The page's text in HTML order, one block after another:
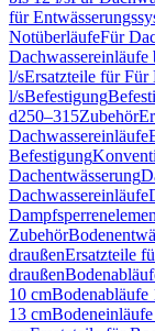
für
NotüberläufeFür
Dachwassereinläufe
l/sErsatzteile für Für
l/sBefestigung
d250–315Zubehör
Dachwassereinläufe
Befestigung
Dachentwässerung
Dachwassereinläufe
Zubehör
draußenErsatzteile
draußen
10 cmBodenabläufe
13 cm